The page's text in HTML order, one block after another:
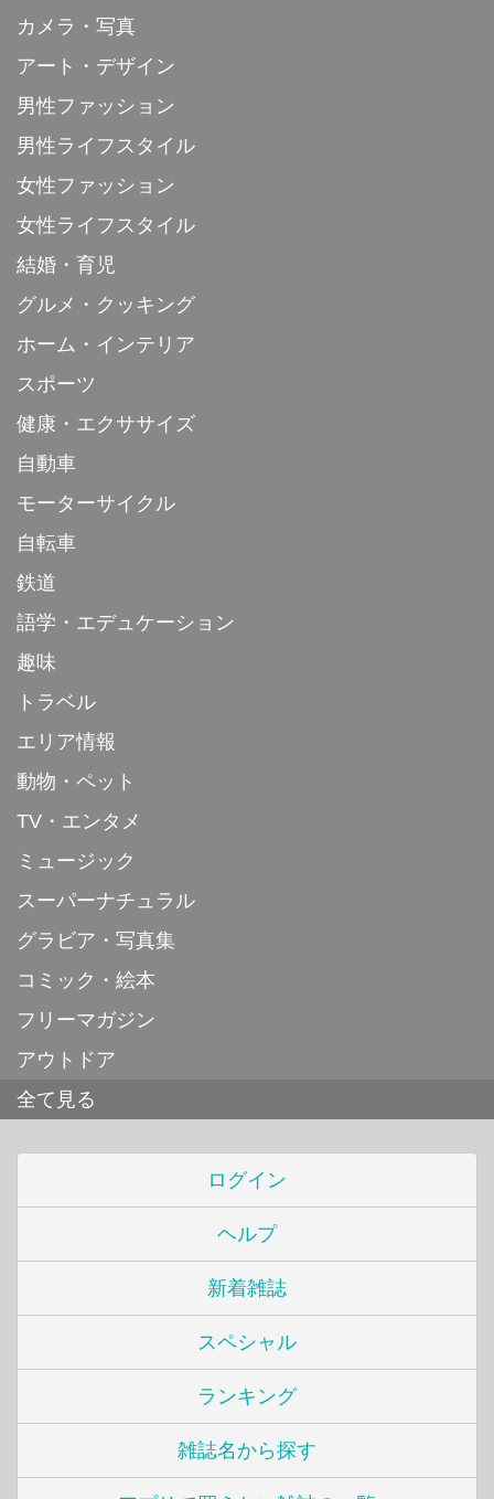
カメラ・写真
アート・デザイン
男性ファッション
男性ライフスタイル
女性ファッション
女性ライフスタイル
結婚・育児
グルメ・クッキング
ホーム・インテリア
スポーツ
健康・エクササイズ
自動車
モーターサイクル
自転車
鉄道
語学・エデュケーション
趣味
トラベル
エリア情報
動物・ペット
TV・エンタメ
ミュージック
スーパーナチュラル
グラビア・写真集
コミック・絵本
フリーマガジン
アウトドア
全て見る
ログイン
ヘルプ
新着雑誌
スペシャル
ランキング
雑誌名から探す